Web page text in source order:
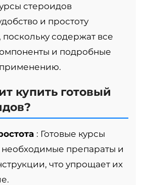
стероидов
и простоту
содержат все
и подробные
купить готовый
: Готовые курсы
препараты и
что упрощает их